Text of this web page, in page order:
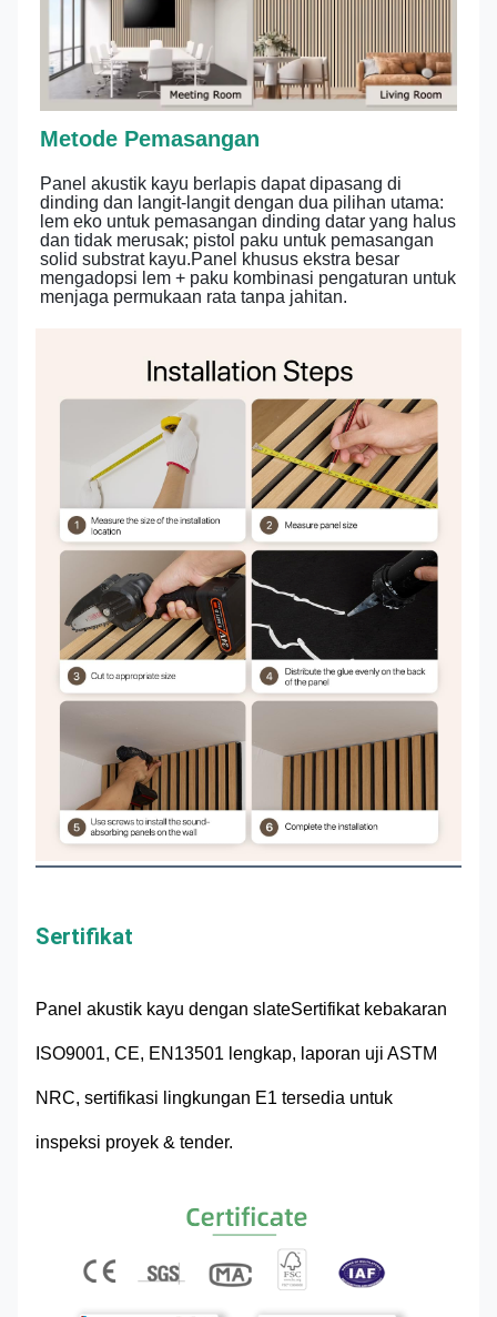
Metode Pemasangan
Panel akustik kayu berlapis dapat dipasang di
dinding dan langit-langit dengan dua pilihan utama:
lem eko untuk pemasangan dinding datar yang halus
dan tidak merusak; pistol paku untuk pemasangan
solid substrat kayu.Panel khusus ekstra besar
mengadopsi lem + paku kombinasi pengaturan untuk
menjaga permukaan rata tanpa jahitan.
Sertifikat
Panel akustik kayu dengan slateSertifikat kebakaran
ISO9001, CE, EN13501 lengkap, laporan uji ASTM
NRC, sertifikasi lingkungan E1 tersedia untuk
inspeksi proyek & tender.